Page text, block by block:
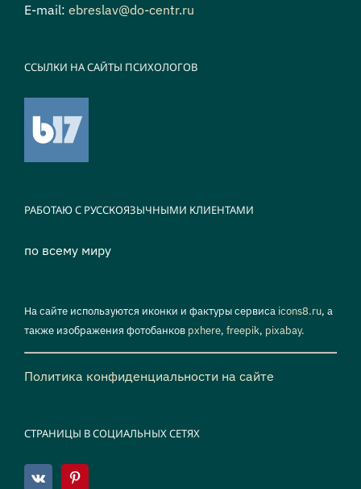
E-mail: ebreslav@do-centr.ru
ССЫЛКИ НА САЙТЫ ПСИХОЛОГОВ
РАБОТАЮ С РУССКОЯЗЫЧНЫМИ КЛИЕНТАМИ
по всему миру
На сайте используются иконки и фактуры сервиса icons8.ru, а
также изображения фотобанков pxhere, freepik, pixabay.
Политика конфиденциальности на сайте
СТРАНИЦЫ В СОЦИАЛЬНЫХ СЕТЯХ